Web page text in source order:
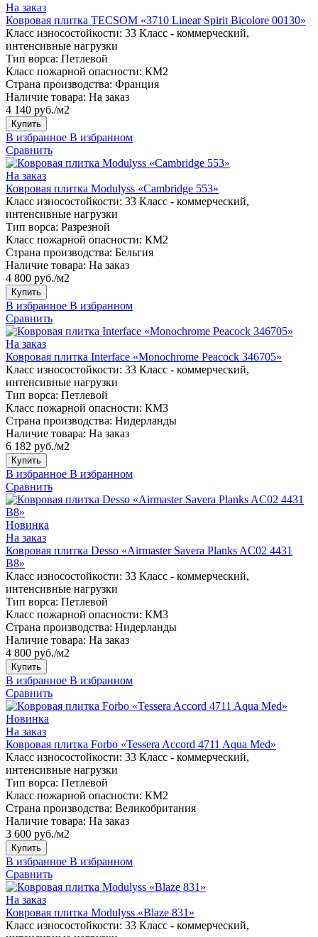
На заказ
Ковровая плитка TECSOM «3710 Linear Spirit Bicolore 00130»
Класс износостойкости: 33 Класс - коммерческий,
интенсивные нагрузки
Тип ворса: Петлевой
Класс пожарной опасности: КМ2
Страна производства: Франция
Наличие товара: На заказ
4 140 руб./м2
Купить
В избранное В избранном
Сравнить
На заказ
Ковровая плитка Modulyss «Cambridge 553»
Класс износостойкости: 33 Класс - коммерческий,
интенсивные нагрузки
Тип ворса: Разрезной
Класс пожарной опасности: КМ2
Страна производства: Бельгия
Наличие товара: На заказ
4 800 руб./м2
Купить
В избранное В избранном
Сравнить
На заказ
Ковровая плитка Interface «Monochrome Peacock 346705»
Класс износостойкости: 33 Класс - коммерческий,
интенсивные нагрузки
Тип ворса: Петлевой
Класс пожарной опасности: КМ3
Страна производства: Нидерланды
Наличие товара: На заказ
6 182 руб./м2
Купить
В избранное В избранном
Сравнить
Новинка
На заказ
Ковровая плитка Desso «Airmaster Savera Planks AC02 4431
B8»
Класс износостойкости: 33 Класс - коммерческий,
интенсивные нагрузки
Тип ворса: Петлевой
Класс пожарной опасности: КМ3
Страна производства: Нидерланды
Наличие товара: На заказ
4 800 руб./м2
Купить
В избранное В избранном
Сравнить
Новинка
На заказ
Ковровая плитка Forbo «Tessera Accord 4711 Aqua Med»
Класс износостойкости: 33 Класс - коммерческий,
интенсивные нагрузки
Тип ворса: Петлевой
Класс пожарной опасности: КМ2
Страна производства: Великобритания
Наличие товара: На заказ
3 600 руб./м2
Купить
В избранное В избранном
Сравнить
На заказ
Ковровая плитка Modulyss «Blaze 831»
Класс износостойкости: 33 Класс - коммерческий,